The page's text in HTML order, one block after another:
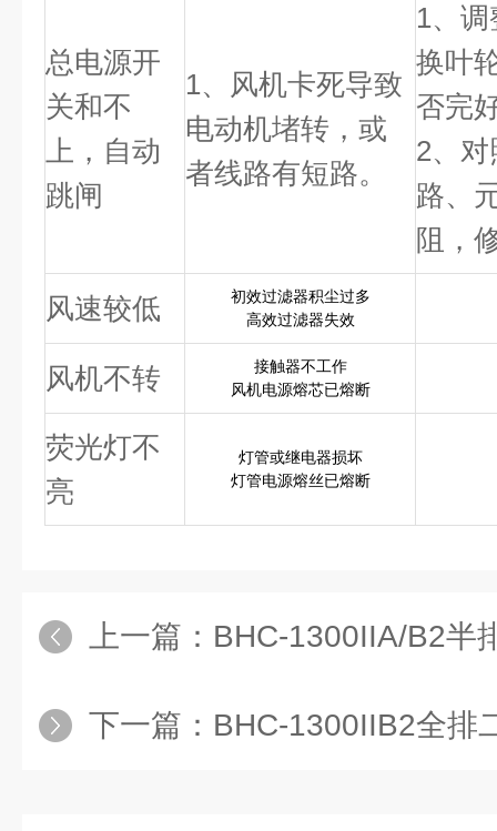
总电源开
关和不
上，自动
跳闸
1、风机卡死导致
电动机堵转，或
者线路有短路。
1、
换叶
否完
2、
路、
阻，
风速较低
初效过滤器积尘过多
高效过滤器失效
风机不转
接触器不工作
风机电源熔芯已熔断
荧光灯不
亮
灯管或继电器损坏
灯管电源熔丝已熔断
上一篇： BHC-1300IIA/B2半排型二级
下一篇： BHC-1300IIB2全排二级